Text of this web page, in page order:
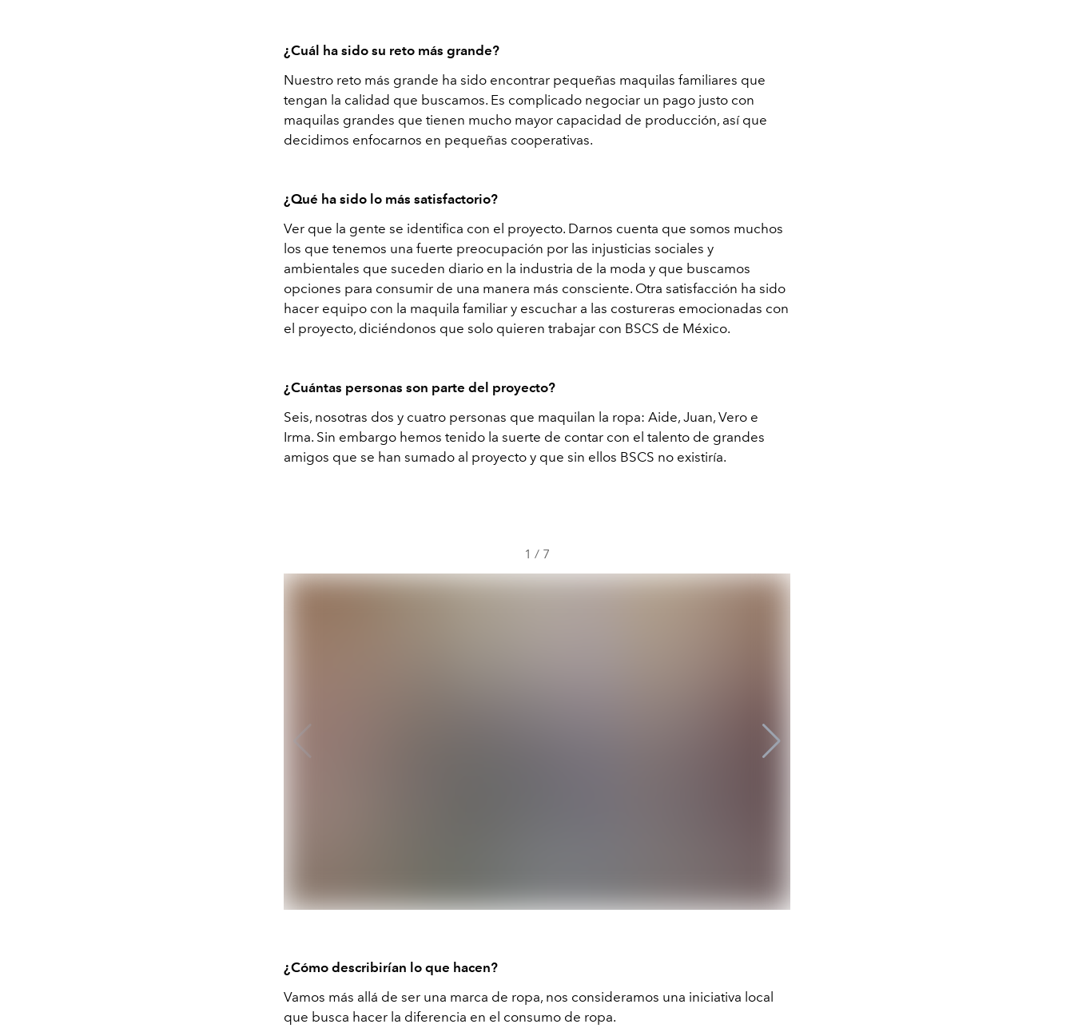
¿Cuál ha sido su reto más grande?
Nuestro reto más grande ha sido encontrar pequeñas maquilas familiares que
tengan la calidad que buscamos. Es complicado negociar un pago justo con
maquilas grandes que tienen mucho mayor capacidad de producción, así que
decidimos enfocarnos en pequeñas cooperativas.
¿Qué ha sido lo más satisfactorio?
Ver que la gente se identifica con el proyecto. Darnos cuenta que somos muchos
los que tenemos una fuerte preocupación por las injusticias sociales y
ambientales que suceden diario en la industria de la moda y que buscamos
opciones para consumir de una manera más consciente. Otra satisfacción ha sido
hacer equipo con la maquila familiar y escuchar a las costureras emocionadas con
el proyecto, diciéndonos que solo quieren trabajar con BSCS de México.
¿Cuántas personas son parte del proyecto?
Seis, nosotras dos y cuatro personas que maquilan la ropa: Aide, Juan, Vero e
Irma. Sin embargo hemos tenido la suerte de contar con el talento de grandes
amigos que se han sumado al proyecto y que sin ellos BSCS no existiría.
1 / 7
¿Cómo describirían lo que hacen?
Vamos más allá de ser una marca de ropa, nos consideramos una iniciativa local
que busca hacer la diferencia en el consumo de ropa.